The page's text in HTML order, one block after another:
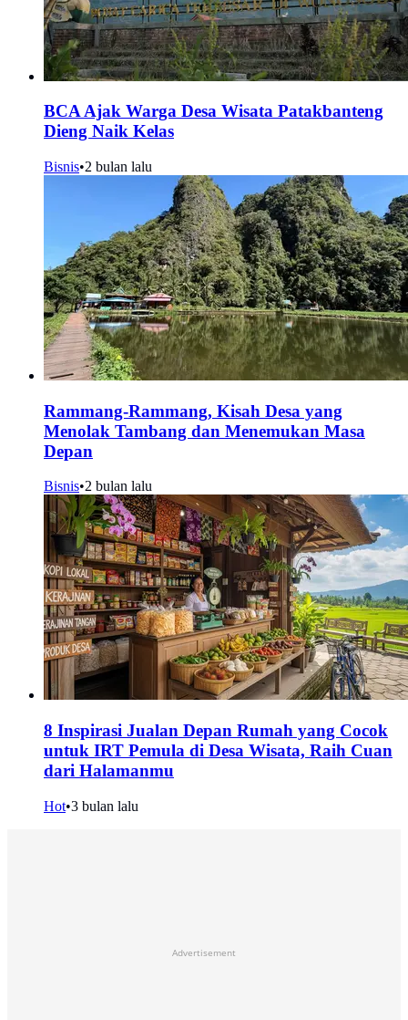
BCA Ajak Warga Desa Wisata Patakbanteng
Dieng Naik Kelas
Bisnis•2 bulan lalu
Rammang-Rammang, Kisah Desa yang
Menolak Tambang dan Menemukan Masa
Depan
Bisnis•2 bulan lalu
8 Inspirasi Jualan Depan Rumah yang Cocok
untuk IRT Pemula di Desa Wisata, Raih Cuan
dari Halamanmu
Hot•3 bulan lalu
Advertisement